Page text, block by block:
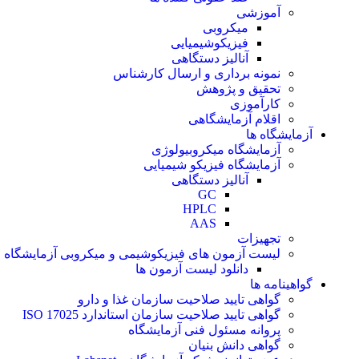
آموزشی
میکروبی
فیزیکوشیمیایی
آنالیز دستگاهی
نمونه برداری و ارسال کارشناس
تحقیق و پژوهش
کارآموزی
اقلام آزمایشگاهی
آزمایشگاه ها
آزمایشگاه میکروبیولوژی
آزمایشگاه فیزیکو شیمیایی
آنالیز دستگاهی
GC
HPLC
AAS
تجهیزات
لیست آزمون های فیزیکوشیمی و میکروبی آزمایشگاه
دانلود لیست آزمون ها
گواهینامه ها
گواهی تایید صلاحیت سازمان غذا و دارو
گواهی تایید صلاحیت سازمان استاندارد ISO 17025
پروانه مسئول فنی آزمایشگاه
گواهی دانش بنیان